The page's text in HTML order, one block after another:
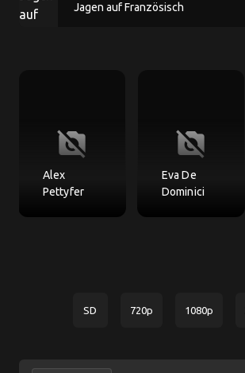
Jagen auf Französisch
no_photography
Alex
Pettyfer
no_photography
Eva De
Dominici
SD 720p 1080p